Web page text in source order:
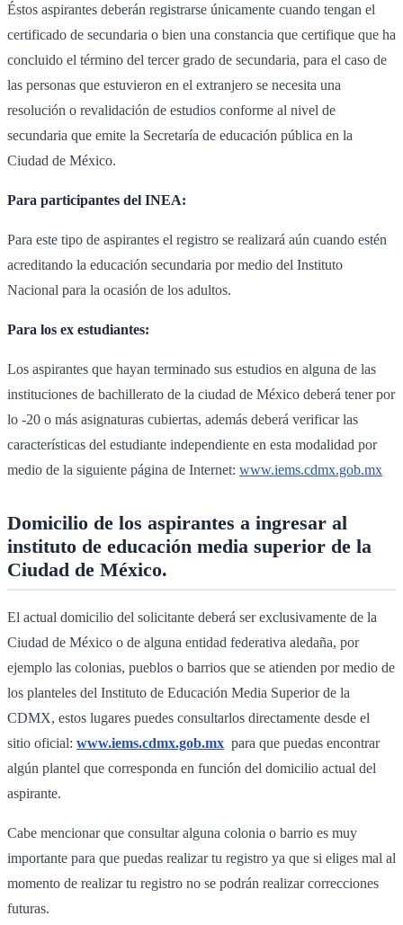
Éstos aspirantes deberán registrarse únicamente cuando tengan el
certificado de secundaria o bien una constancia que certifique que ha
concluido el término del tercer grado de secundaria, para el caso de
las personas que estuvieron en el extranjero se necesita una
resolución o revalidación de estudios conforme al nivel de
secundaria que emite la Secretaría de educación pública en la
Ciudad de México.
Para participantes del INEA:
Para este tipo de aspirantes el registro se realizará aún cuando estén
acreditando la educación secundaria por medio del Instituto
Nacional para la ocasión de los adultos.
Para los ex estudiantes:
Los aspirantes que hayan terminado sus estudios en alguna de las
instituciones de bachillerato de la ciudad de México deberá tener por
lo -20 o más asignaturas cubiertas, además deberá verificar las
características del estudiante independiente en esta modalidad por
medio de la siguiente página de Internet: www.iems.cdmx.gob.mx
Domicilio de los aspirantes a ingresar al
instituto de educación media superior de la
Ciudad de México.
El actual domicilio del solicitante deberá ser exclusivamente de la
Ciudad de México o de alguna entidad federativa aledaña, por
ejemplo las colonias, pueblos o barrios que se atienden por medio de
los planteles del Instituto de Educación Media Superior de la
CDMX, estos lugares puedes consultarlos directamente desde el
sitio oficial: www.iems.cdmx.gob.mx para que puedas encontrar
algún plantel que corresponda en función del domicilio actual del
aspirante.
Cabe mencionar que consultar alguna colonia o barrio es muy
importante para que puedas realizar tu registro ya que si eliges mal al
momento de realizar tu registro no se podrán realizar correcciones
futuras.